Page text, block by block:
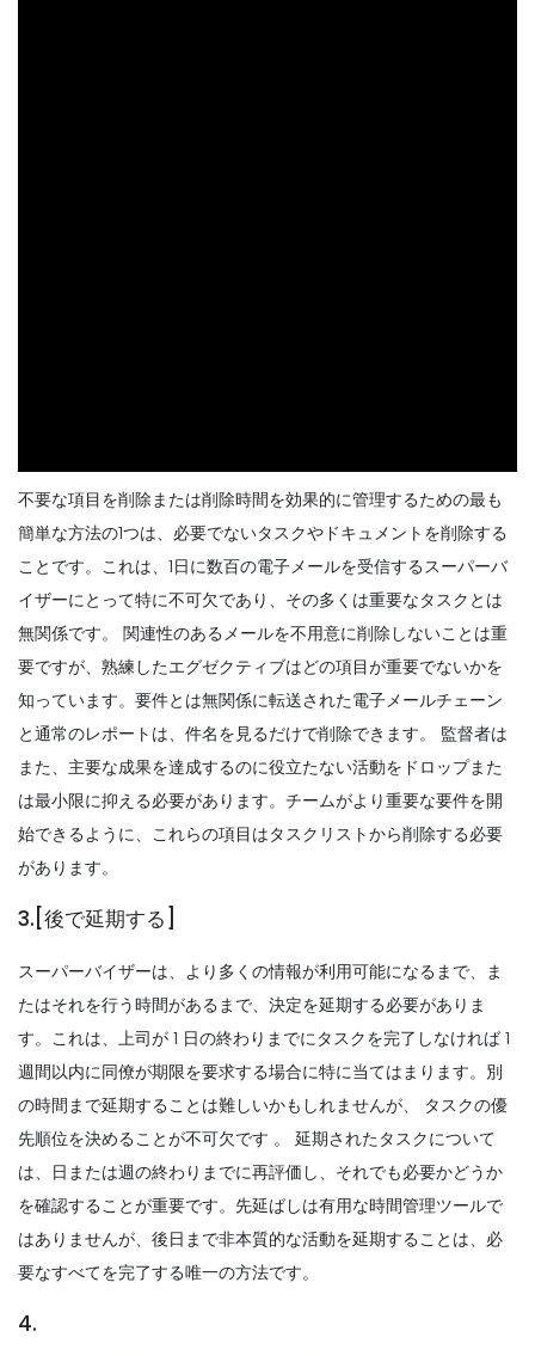
不要な項目を削除または削除時間を効果的に管理するための最も
簡単な方法の1つは、必要でないタスクやドキュメントを削除する
ことです。これは、1日に数百の電子メールを受信するスーパーバ
イザーにとって特に不可欠であり、その多くは重要なタスクとは
無関係です。
関連性のあるメールを不用意に削除しないことは重
要ですが、熟練したエグゼクティブはどの項目が重要でないかを
知っています。要件とは無関係に転送された電子メールチェーン
と通常のレポートは、件名を見るだけで削除できます。
監督者は
また、主要な成果を達成するのに役立たない活動をドロップまた
は最小限に抑える必要があります。チームがより重要な要件を開
始できるように、これらの項目はタスクリストから削除する必要
があります。
3.[後で延期する]
スーパーバイザーは、より多くの情報が利用可能になるまで、ま
たはそれを行う時間があるまで、決定を延期する必要がありま
す。これは、上司が 1 日の終わりまでにタスクを完了しなければ 1
週間以内に同僚が期限を要求する場合に特に当てはまります。別
の時間まで延期することは難しいかもしれませんが、
タスクの優
先順位を決めることが不可欠です 。
延期されたタスクについて
は、日または週の終わりまでに再評価し、それでも必要かどうか
を確認することが重要です。先延ばしは有用な時間管理ツールで
はありませんが、後日まで非本質的な活動を延期することは、必
要なすべてを完了する唯一の方法です。
4.